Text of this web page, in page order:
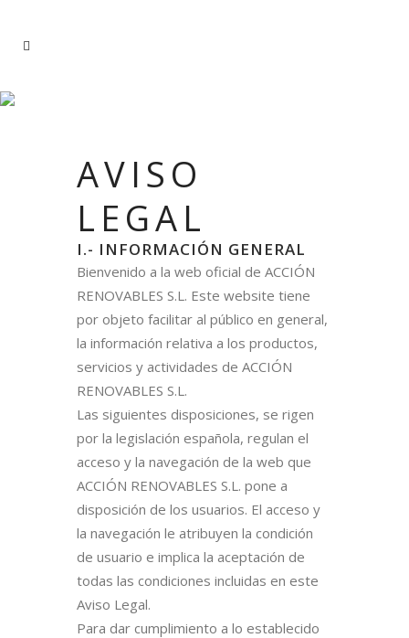
AVISO
LEGAL
I.- INFORMACIÓN GENERAL
Bienvenido a la web oficial de ACCIÓN
RENOVABLES S.L. Este website tiene
por objeto facilitar al público en general,
la información relativa a los productos,
servicios y actividades de ACCIÓN
RENOVABLES S.L.
Las siguientes disposiciones, se rigen
por la legislación española, regulan el
acceso y la navegación de la web que
ACCIÓN RENOVABLES S.L. pone a
disposición de los usuarios. El acceso y
la navegación le atribuyen la condición
de usuario e implica la aceptación de
todas las condiciones incluidas en este
Aviso Legal.
Para dar cumplimiento a lo establecido